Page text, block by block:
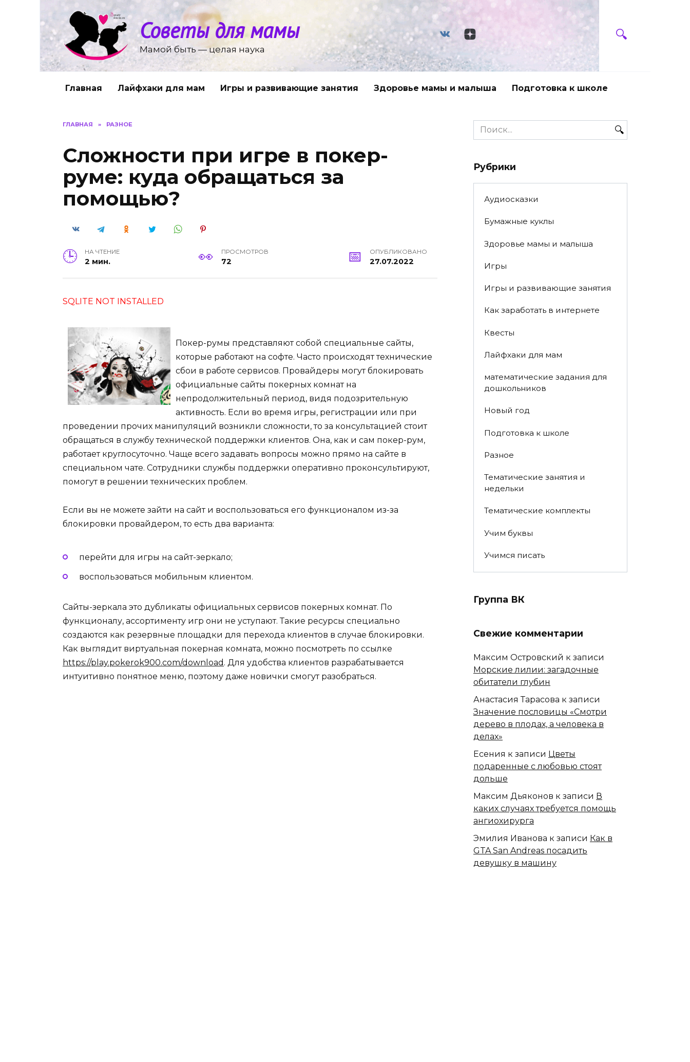
содержанию
Советы для мамы
Мамой быть — целая наука
Главная Лайфхаки для мам Игры и развивающие занятия Здоровье мамы и малыша Подготовка к школе
ГЛАВНАЯ » РАЗНОЕ
Сложности при игре в покер-
руме: куда обращаться за
помощью?
НА ЧТЕНИЕ
2 мин.
ПРОСМОТРОВ
72
ОПУБЛИКОВАНО
27.07.2022
SQLITE NOT INSTALLED
Покер-румы представляют собой специальные сайты,
которые работают на софте. Часто происходят технические
сбои в работе сервисов. Провайдеры могут блокировать
официальные сайты покерных комнат на
непродолжительный период, видя подозрительную
активность. Если во время игры, регистрации или при
проведении прочих манипуляций возникли сложности, то за консультацией стоит
обращаться в службу технической поддержки клиентов. Она, как и сам покер-рум,
работает круглосуточно. Чаще всего задавать вопросы можно прямо на сайте в
специальном чате. Сотрудники службы поддержки оперативно проконсультируют,
помогут в решении технических проблем.
Если вы не можете зайти на сайт и воспользоваться его функционалом из-за
блокировки провайдером, то есть два варианта:
перейти для игры на сайт-зеркало;
воспользоваться мобильным клиентом.
Сайты-зеркала это дубликаты официальных сервисов покерных комнат. По
функционалу, ассортименту игр они не уступают. Такие ресурсы специально
создаются как резервные площадки для перехода клиентов в случае блокировки.
Как выглядит виртуальная покерная комната, можно посмотреть по ссылке
https://play.pokerok900.com/download . Для удобства клиентов разрабатывается
интуитивно понятное меню, поэтому даже новички смогут разобраться.
Search
for:
Рубрики
Аудиосказки
Бумажные куклы
Здоровье мамы и малыша
Игры
Игры и развивающие занятия
Как заработать в интернете
Квесты
Лайфхаки для мам
математические задания для
дошкольников
Новый год
Подготовка к школе
Разное
Тематические занятия и
недельки
Тематические комплекты
Учим буквы
Учимся писать
Группа ВК
Свежие комментарии
Максим Островский к записи
Морские лилии: загадочные
обитатели глубин
Анастасия Тарасова к записи
Значение пословицы «Смотри
дерево в плодах, а человека в
делах»
Есения к записи Цветы
подаренные с любовью стоят
дольше
Максим Дьяконов к записи В
каких случаях требуется помощь
ангиохирурга
Эмилия Иванова к записи Как в
GTA San Andreas посадить
девушку в машину